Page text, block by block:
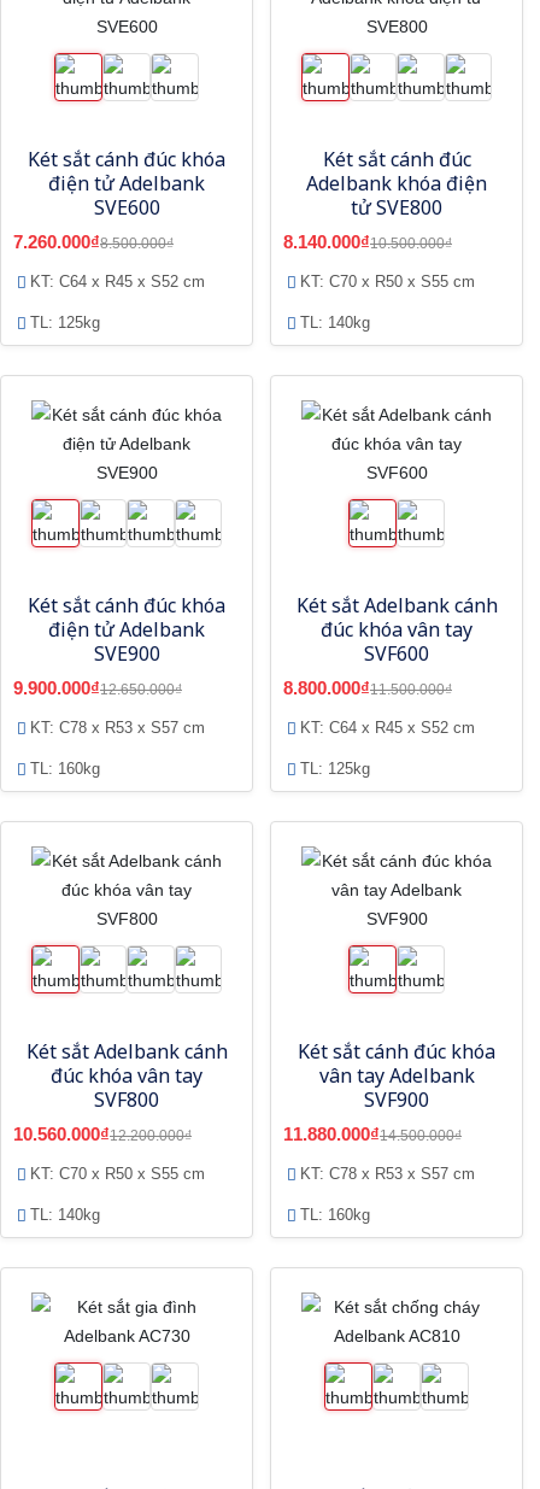
Két sắt cánh đúc khóa
điện tử Adelbank
SVE600
7.260.000₫8.500.000₫
KT: C64 x R45 x S52 cm
TL: 125kg
Két sắt cánh đúc
Adelbank khóa điện
tử SVE800
8.140.000₫10.500.000₫
KT: C70 x R50 x S55 cm
TL: 140kg
Két sắt cánh đúc khóa
điện tử Adelbank
SVE900
9.900.000₫12.650.000₫
KT: C78 x R53 x S57 cm
TL: 160kg
Két sắt Adelbank cánh
đúc khóa vân tay
SVF600
8.800.000₫11.500.000₫
KT: C64 x R45 x S52 cm
TL: 125kg
Két sắt Adelbank cánh
đúc khóa vân tay
SVF800
10.560.000₫12.200.000₫
KT: C70 x R50 x S55 cm
TL: 140kg
Két sắt cánh đúc khóa
vân tay Adelbank
SVF900
11.880.000₫14.500.000₫
KT: C78 x R53 x S57 cm
TL: 160kg